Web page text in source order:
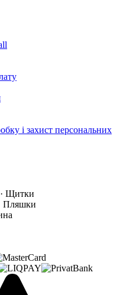
і захист персональних
Щитки
Пляшки